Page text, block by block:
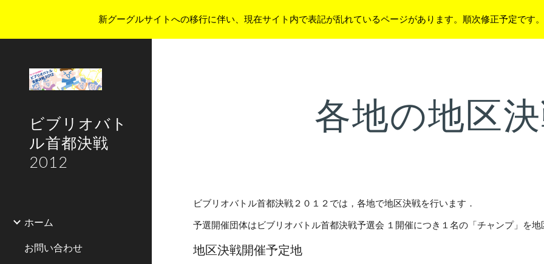
Skip to main content Skip to
新グーグルサイトへの移行に伴い、現在サイト内で表記が乱れているページがあります。順次修正予定です
ビブリオバト
ル首都決戦
2012
ホーム
お問い合わせ
各地の地区
ビブリオバトル首都決戦２０１２では，各地で地区決戦を行います．
予選開催団体はビブリオバトル首都決戦予選会 １開催につき１名の「チャンプ」を地
地区決戦開催予定地